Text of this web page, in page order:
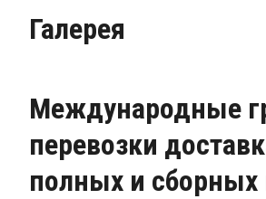
Галерея
Международные
перевозки
полных и сборных